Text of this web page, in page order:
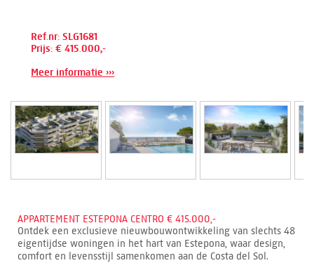
Ref.nr: SLG1681
Prijs: € 415.000,-
Meer informatie ›››
APPARTEMENT ESTEPONA CENTRO € 415.000,-
Ontdek een exclusieve nieuwbouwontwikkeling van slechts 48
eigentijdse woningen in het hart van Estepona, waar design,
comfort en levensstijl samenkomen aan de Costa del Sol.